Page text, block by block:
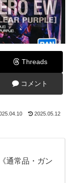
Threads
コメント
2025.05.12
通常品・ガン